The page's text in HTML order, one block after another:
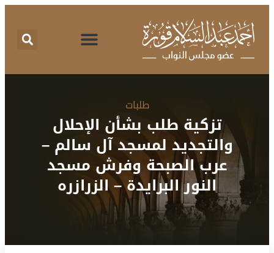
طلبات
تزكية طلب بشأن الإحلال
والتجديد لمسجد آل سالم –
عرب الصبحة وفرش مسجد
النور البرايدة – الزرازره